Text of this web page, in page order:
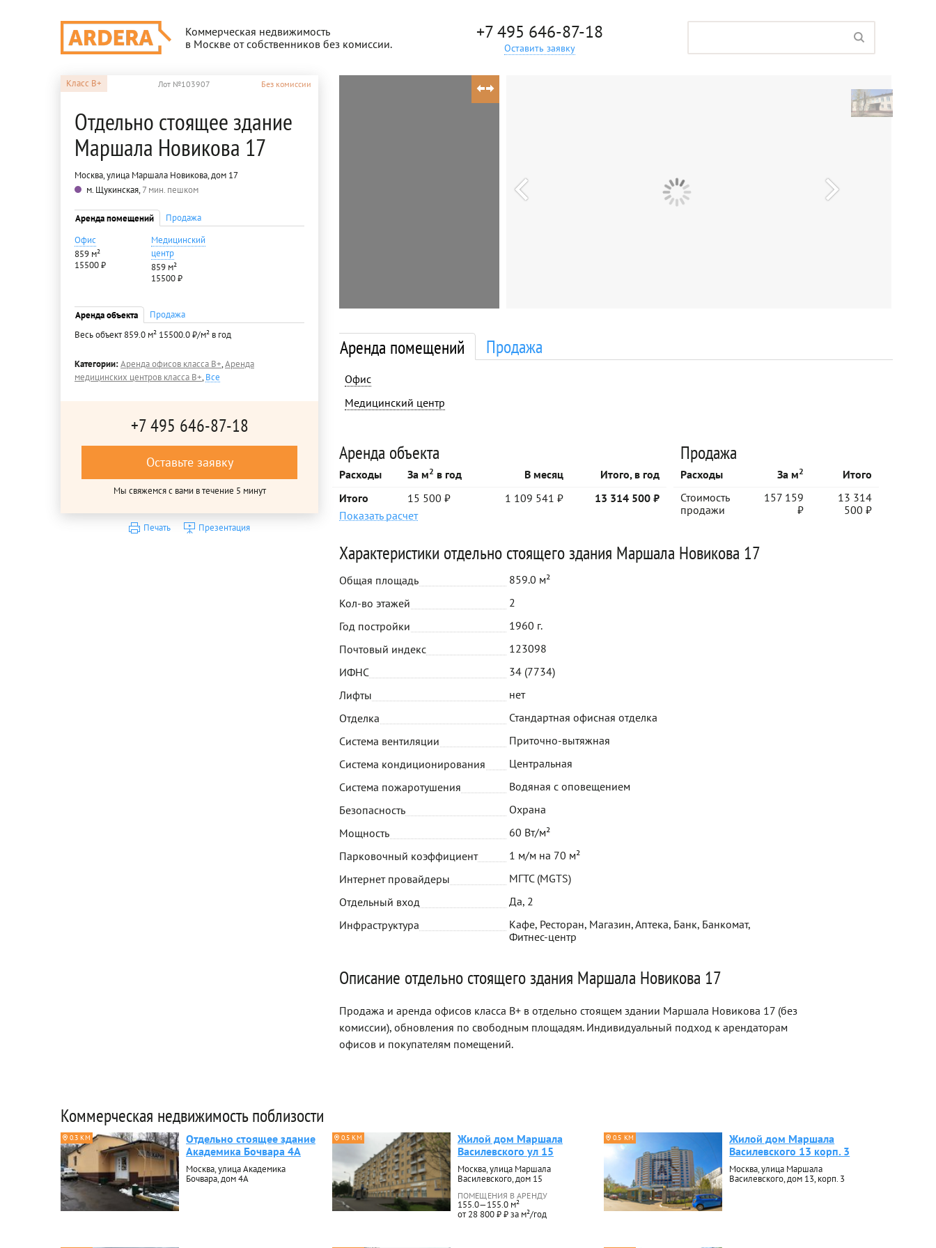
Коммерческая недвижимость
в Москве от собственников без комиссии.
+7 495 646-87-18
Оставить заявку
Класс B+ Лот №103907 Без комиссии
Отдельно стоящее здание
Маршала Новикова 17
Москва, улица Маршала Новикова, дом 17
м. Щукинская,7 мин. пешком
Аренда помещений
Продажа
Офис
859 м²
15500 ₽
Медицинский
центр
859 м²
15500 ₽
Аренда объекта
Продажа
Весь объект 859.0 м² 15500.0 ₽/м² в год
Категории:Аренда офисов класса B+,Аренда
медицинских центров класса B+,Все
+7 495 646-87-18
Оставьте заявку
Мы свяжемся с вами в течение 5 минут
Печать Презентация
Аренда помещений Продажа
Офис
Медицинский центр
Аренда объекта
Расходы За м2 в год В месяц
Итого, в год
Итого
15 500 ₽ 1 109 541 ₽
13 314 500 ₽
Показать расчет
Продажа
Расходы За м2
Итого
Стоимость
продажи
157 159
₽
13 314
500 ₽
Характеристики отдельно стоящего здания Маршала Новикова 17
Общая площадь
859.0 м²
Кол-во этажей
2
Год постройки
1960 г.
Почтовый индекс
123098
ИФНС
34 (7734)
Лифты
нет
Отделка
Стандартная офисная отделка
Система вентиляции
Приточно-вытяжная
Система кондиционирования
Центральная
Система пожаротушения
Водяная с оповещением
Безопасность
Охрана
Мощность
60 Вт/м²
Парковочный коэффициент
1 м/м на 70 м²
Интернет провайдеры
МГТС (MGTS)
Отдельный вход
Да, 2
Инфраструктура
Кафе, Ресторан, Магазин, Аптека, Банк, Банкомат,
Фитнес-центр
Описание отдельно стоящего здания Маршала Новикова 17
Продажа и аренда офисов класса B+ в отдельно стоящем здании Маршала Новикова 17 (без
комиссии), обновления по свободным площадям. Индивидуальный подход к арендаторам
офисов и покупателям помещений.
Коммерческая недвижимость поблизости
0.3 КМ
Отдельно стоящее здание
Академика Бочвара 4А
Москва, улица Академика
Бочвара, дом 4А
0.5 КМ
Жилой дом Маршала
Василевского ул 15
Москва, улица Маршала
Василевского, дом 15
ПОМЕЩЕНИЯ В АРЕНДУ
155.0—155.0 м²
от 28 800 ₽ ₽ за м²/год
0.5 КМ
Жилой дом Маршала
Василевского 13 корп. 3
Москва, улица Маршала
Василевского, дом 13, корп. 3